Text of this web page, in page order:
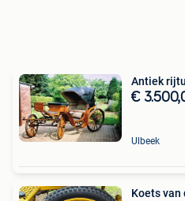
Antiek
€
Ulbeek
Koets van